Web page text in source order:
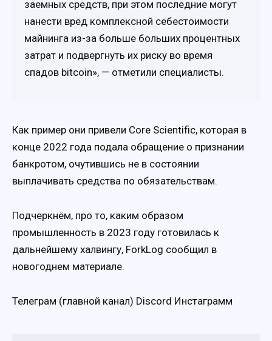
заемных средств, при этом последние могут
нанести вред комплексной себестоимости
майнинга из-за больше больших процентных
затрат и подвергнуть их риску во время
спадов bitcoin», — отметили специалисты.
Как пример они привели Core Scientific, которая в
конце 2022 года подала обращение о признании
банкротом, очутившись не в состоянии
выплачивать средства по обязательствам.
Подчеркнём, про то, каким образом
промышленность в 2023 году готовилась к
дальнейшему халвингу, ForkLog сообщил в
новогоднем материале.
Телеграм (главной канал) Discord Инстаграмм